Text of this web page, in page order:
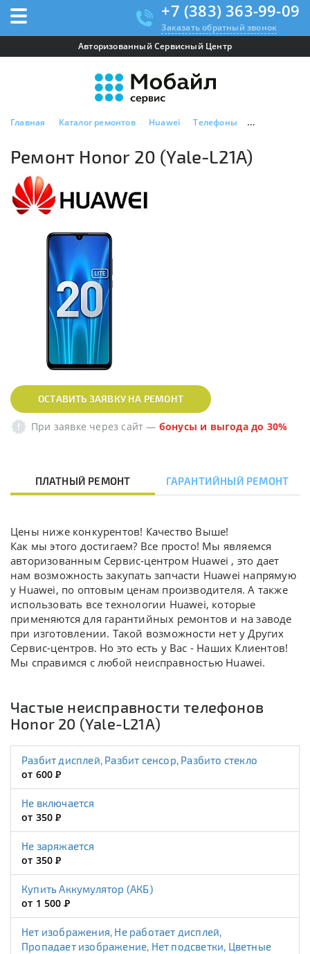
+7 (383) 363-99-09
Заказать обратный звонок
Авторизованный Сервисный Центр
Главная Каталог ремонтов Huawei Телефоны Ремонт
Ремонт Honor 20 (Yale-L21A)
ОСТАВИТЬ ЗАЯВКУ НА РЕМОНТ
При заявке через сайт — бонусы и выгода до 30%
ПЛАТНЫЙ РЕМОНТ ГАРАНТИЙНЫЙ РЕМОНТ
Цены ниже конкурентов! Качество Выше!
Как мы этого достигаем? Все просто! Мы являемся
авторизованным Сервис-центром Huawei , это дает
нам возможность закупать запчасти Huawei напрямую
у Huawei, по оптовым ценам производителя. А также
использовать все технологии Huawei, которые
применяются для гарантийных ремонтов и на заводе
при изготовлении. Такой возможности нет у Других
Сервис-центров. Но это есть у Вас - Наших Клиентов!
Мы справимся с любой неисправностью Huawei.
Частые неисправности телефонов
Honor 20 (Yale-L21A)
Разбит дисплей, Разбит сенсор, Разбито стекло
от 600Р
Не включается
от 350Р
Не заряжается
от 350Р
Купить Аккумулятор (АКБ)
от 1 500Р
Нет изображения, Не работает дисплей,
Пропадает изображение, Нет подсветки, Цветные